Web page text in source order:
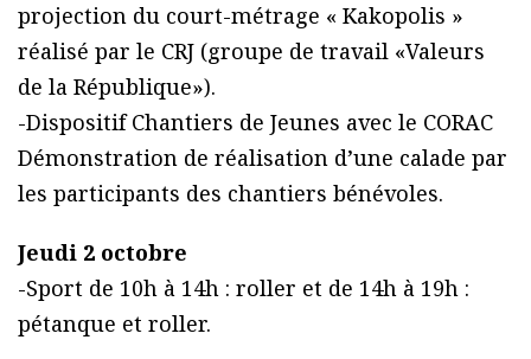
projection du court-métrage « Kakopolis »
réalisé par le CRJ (groupe de travail «Valeurs
de la République»).
-Dispositif Chantiers de Jeunes avec le CORAC
Démonstration de réalisation d’une calade par
les participants des chantiers bénévoles.
Jeudi 2 octobre
-Sport de 10h à 14h : roller et de 14h à 19h :
pétanque et roller.